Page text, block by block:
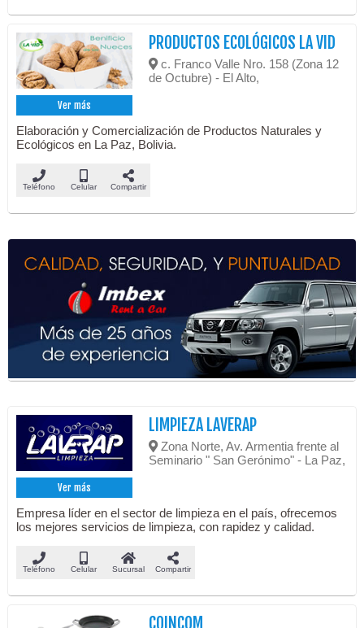
Ver más
PRODUCTOS ECOLÓGICOS LA VID
c. Franco Valle Nro. 158 (Zona 12
de Octubre) - El Alto,
Elaboración y Comercialización de Productos Naturales y
Ecológicos en La Paz, Bolivia.
Teléfono Celular Compartir
Ver más
LIMPIEZA LAVERAP
Zona Norte, Av. Armentia frente al
Seminario " San Gerónimo" - La Paz,
Empresa líder en el sector de limpieza en el país, ofrecemos
los mejores servicios de limpieza, con rapidez y calidad.
Teléfono Celular Sucursal Compartir
COINCOM